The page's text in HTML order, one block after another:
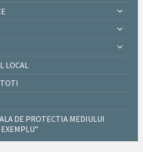
LOCAL
DE PROTECTIA MEDIULUI